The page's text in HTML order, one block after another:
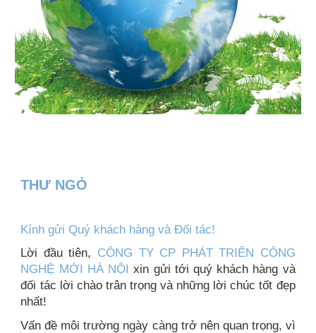
THƯ NGỎ
Kính gửi Quý khách hàng và Đối tác!
Lời đầu tiên, CÔNG TY CP PHÁT TRIỂN CÔNG
NGHỆ MỚI HÀ NỘI xin gửi tới quý khách hàng và
đối tác lời chào trân trọng và những lời chúc tốt đẹp
nhất!
Vấn đề môi trường ngày càng trở nên quan trọng, vì